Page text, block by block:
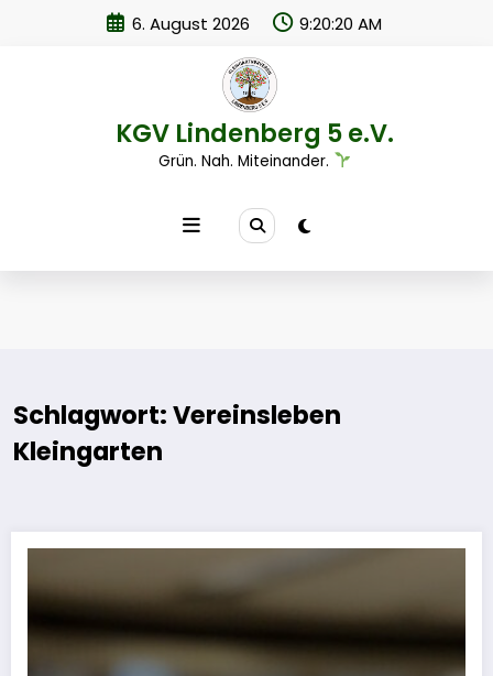
6. August 2026 9:20:20 AM
KGV Lindenberg 5 e.V.
Grün. Nah. Miteinander.
Schlagwort: Vereinsleben
Kleingarten